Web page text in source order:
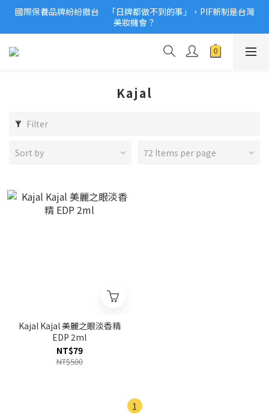
2026美妝小樣、試用品變少？PIF化妝品身分證7月上路！消費者
必懂5觀念
國際保養品牌紛紛撤台　「日牌都做不到的事」，PIF新制是台灣
美妝機會？
2026美妝小樣、試用品變少？PIF化妝品身分證7月上路！消費者
Kajal
Filter
Sort by 72 Items per page
Kajal Kajal 美麗之眼淡香精
EDP 2ml
NT$79
NT$500
1